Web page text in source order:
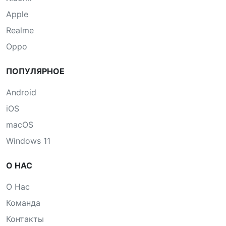
Apple
Realme
Oppo
ПОПУЛЯРНОЕ
Android
iOS
macOS
Windows 11
О НАС
О Нас
Команда
Контакты